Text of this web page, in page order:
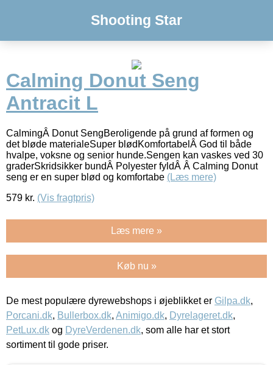
Shooting Star
Calming Donut Seng
Antracit L
CalmingÂ Donut SengBeroligende på grund af formen og
det bløde materialeSuper blødKomfortabelÂ God til både
hvalpe, voksne og senior hunde.Sengen kan vaskes ved 30
graderSkridsikker bundÂ Polyester fyldÂ Â Calming Donut
seng er en super blød og komfortabe (Læs mere)
579 kr. (Vis fragtpris)
Læs mere »
Køb nu »
De mest populære dyrewebshops i øjeblikket er Gilpa.dk,
Porcani.dk, Bullerbox.dk, Animigo.dk, Dyrelageret.dk,
PetLux.dk og DyreVerdenen.dk, som alle har et stort
sortiment til gode priser.